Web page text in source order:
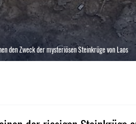
den Zweck der mysteriösen Steinkrüge von Laos